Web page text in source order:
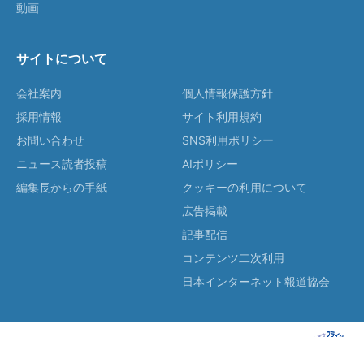
動画
サイトについて
会社案内
採用情報
お問い合わせ
ニュース読者投稿
編集長からの手紙
個人情報保護方針
サイト利用規約
SNS利用ポリシー
AIポリシー
クッキーの利用について
広告掲載
記事配信
コンテンツ二次利用
日本インターネット報道協会